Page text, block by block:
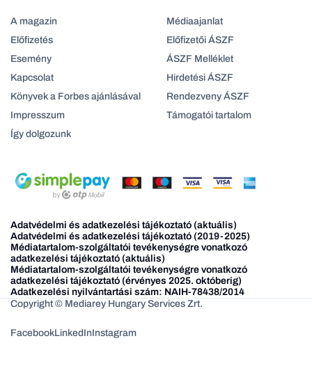
A magazin
Előfizetés
Esemény
Kapcsolat
Könyvek a Forbes ajánlásával
Impresszum
Így dolgozunk
Médiaajanlat
Előfizetői ÁSZF
ÁSZF Melléklet
Hirdetési ÁSZF
Rendezveny ÁSZF
Támogatói tartalom
Adatvédelmi és adatkezelési tájékoztató (aktuális)
Adatvédelmi és adatkezelési tájékoztató (2019-2025)
Médiatartalom-szolgáltatói tevékenységre vonatkozó
adatkezelési tájékoztató (aktuális)
Médiatartalom-szolgáltatói tevékenységre vonatkozó
adatkezelési tájékoztató (érvényes 2025. októberig)
Adatkezelési nyilvántartási szám: NAIH-78438/2014
Copyright © Mediarey Hungary Services Zrt.
FacebookLinkedInInstagram